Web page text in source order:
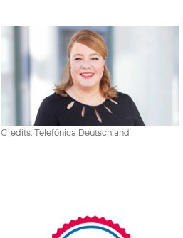
Credits: Telefónica Deutschland